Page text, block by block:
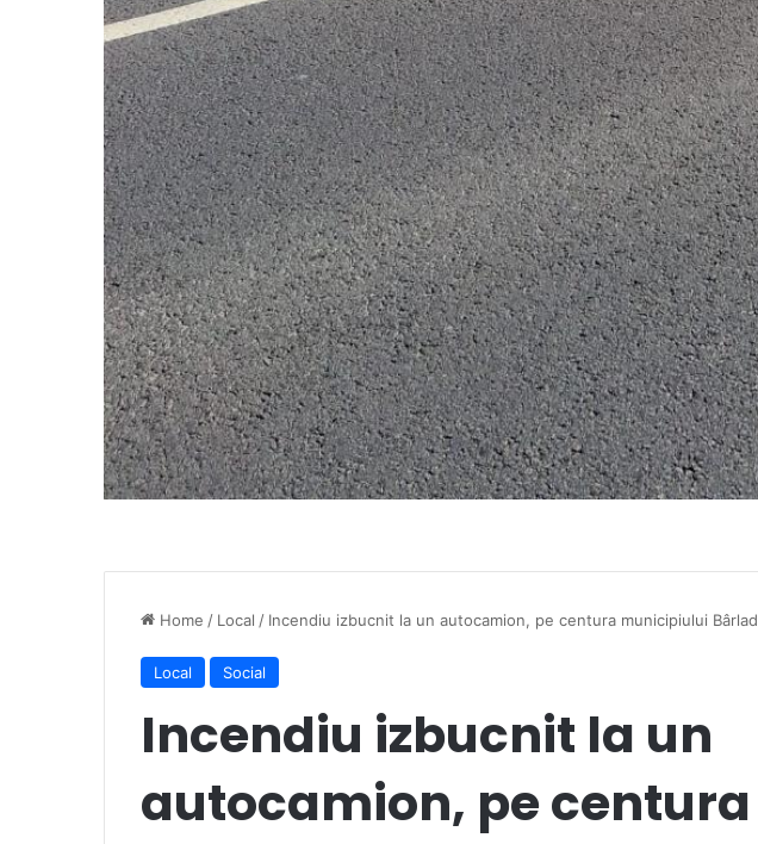
Home / Local / Incendiu izbucnit la un autocamion, pe centura municipiului Bârlad
Local Social
Incendiu izbucnit la un
autocamion, pe centura